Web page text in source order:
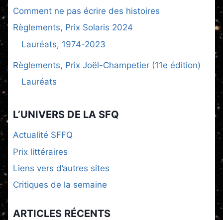
Comment ne pas écrire des histoires
Règlements, Prix Solaris 2024
Lauréats, 1974-2023
Règlements, Prix Joël-Champetier (11e édition)
Lauréats
L’UNIVERS DE LA SFQ
Actualité SFFQ
Prix littéraires
Liens vers d’autres sites
Critiques de la semaine
ARTICLES RÉCENTS